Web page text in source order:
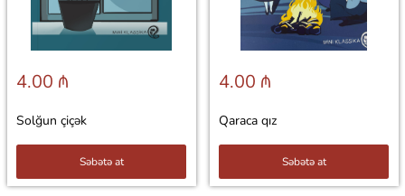
4.00 ₼
Solğun çiçək
Səbətə at
4.00 ₼
Qaraca qız
Səbətə at